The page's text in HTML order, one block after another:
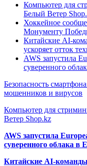
Компьютер для
Белый Ветер
Хоккейное
Монументу
Китайские AI-
ускоряет отток
AWS запустила
суверенного
Безопасность
мошенников и вирусов
Компьютер для
Ветер Shop.kz
AWS запустила
суверенного облака в
Китайские AI-